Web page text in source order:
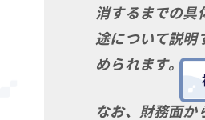
消するまでの具
途について説明
められます。
なお、財務面か